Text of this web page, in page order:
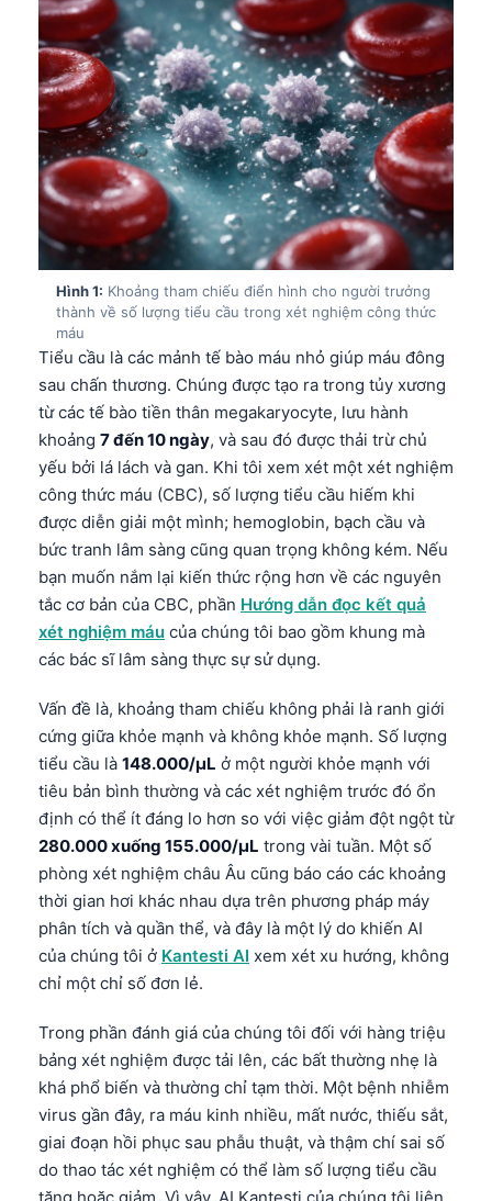
Hình 1: Khoảng tham chiếu điển hình cho người trưởng
thành về số lượng tiểu cầu trong xét nghiệm công thức
máu
Tiểu cầu là các mảnh tế bào máu nhỏ giúp máu đông
sau chấn thương. Chúng được tạo ra trong tủy xương
từ các tế bào tiền thân megakaryocyte, lưu hành
khoảng 7 đến 10 ngày, và sau đó được thải trừ chủ
yếu bởi lá lách và gan. Khi tôi xem xét một xét nghiệm
công thức máu (CBC), số lượng tiểu cầu hiếm khi
được diễn giải một mình; hemoglobin, bạch cầu và
bức tranh lâm sàng cũng quan trọng không kém. Nếu
bạn muốn nắm lại kiến thức rộng hơn về các nguyên
tắc cơ bản của CBC, phần Hướng dẫn đọc kết quả
xét nghiệm máu của chúng tôi bao gồm khung mà
các bác sĩ lâm sàng thực sự sử dụng.
Vấn đề là, khoảng tham chiếu không phải là ranh giới
cứng giữa khỏe mạnh và không khỏe mạnh. Số lượng
tiểu cầu là 148.000/µL ở một người khỏe mạnh với
tiêu bản bình thường và các xét nghiệm trước đó ổn
định có thể ít đáng lo hơn so với việc giảm đột ngột từ
280.000 xuống 155.000/µL trong vài tuần. Một số
phòng xét nghiệm châu Âu cũng báo cáo các khoảng
thời gian hơi khác nhau dựa trên phương pháp máy
phân tích và quần thể, và đây là một lý do khiến AI
của chúng tôi ở Kantesti AI xem xét xu hướng, không
chỉ một chỉ số đơn lẻ.
Trong phần đánh giá của chúng tôi đối với hàng triệu
bảng xét nghiệm được tải lên, các bất thường nhẹ là
khá phổ biến và thường chỉ tạm thời. Một bệnh nhiễm
virus gần đây, ra máu kinh nhiều, mất nước, thiếu sắt,
giai đoạn hồi phục sau phẫu thuật, và thậm chí sai số
do thao tác xét nghiệm có thể làm số lượng tiểu cầu